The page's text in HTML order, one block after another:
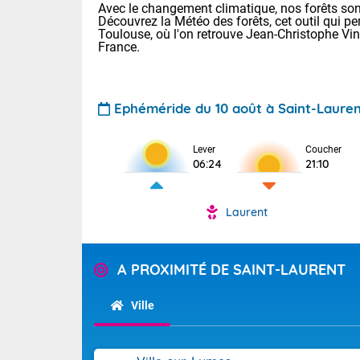
Pour la
Tendance
Avec le changement climatique, nos forêts
Découvrez la Météo des forêts, cet outil qui
Toulouse, où l'on retrouve Jean-Christophe
France.
Ephéméride du 10 août à Saint-
Lever
06:24
Coucher
21:10
Laurent
A PROXIMITÉ DE SAINT-LAURENT
Ville
Voici les
Lyon : 35
30 Nancy :
maritimes
foyers